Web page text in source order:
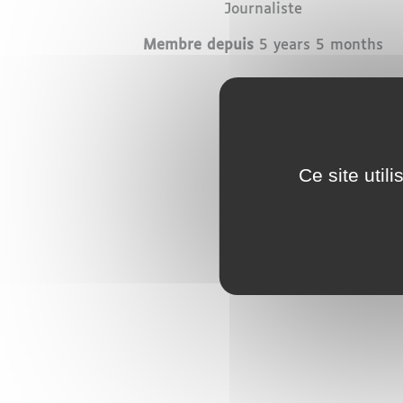
Journaliste
Membre depuis 5 years 5 months
Ce site